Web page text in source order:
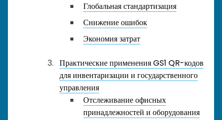
Глобальная стандартизация
Снижение ошибок
Экономия затрат
Практические применения GS1 QR-кодов
для инвентаризации и государственного
управления
Отслеживание офисных
принадлежностей и оборудования